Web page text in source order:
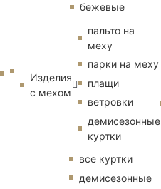
бежевые
Изделия
с мехом
пальто на
меху
парки на меху
плащи
ветровки
демисезонные
куртки
все куртки
демисезонные